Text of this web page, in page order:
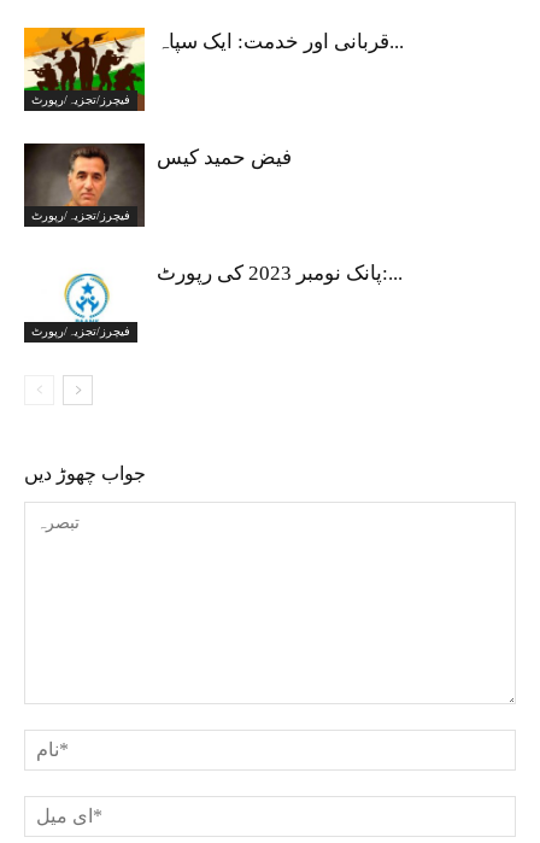
فیچرز/تجزیہ/رپورٹ
قربانی اور خدمت: ایک سپاہ...
فیچرز/تجزیہ/رپورٹ
فیض حمید کیس
فیچرز/تجزیہ/رپورٹ
پانک نومبر 2023 کی رپورٹ:...
جواب چھوڑ دیں